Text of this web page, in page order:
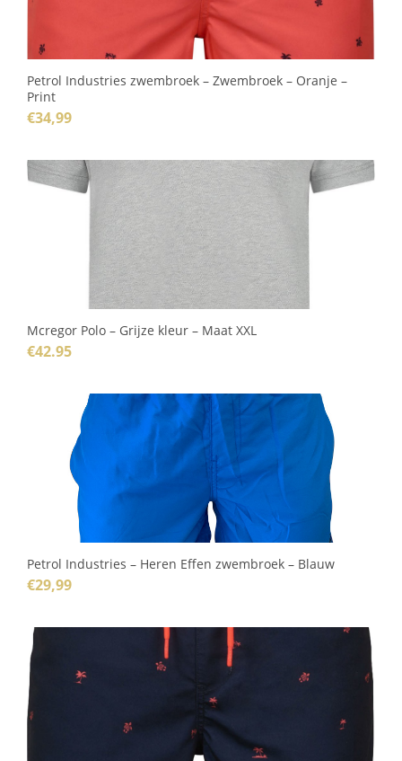
Petrol Industries zwembroek – Zwembroek – Oranje –
Print
€34,99
Mcregor Polo – Grijze kleur – Maat XXL
€42.95
Petrol Industries – Heren Effen zwembroek – Blauw
€29,99